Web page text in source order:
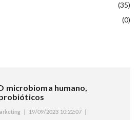
(35)
(0)
microbioma humano,
19/09/2023 10:22:07